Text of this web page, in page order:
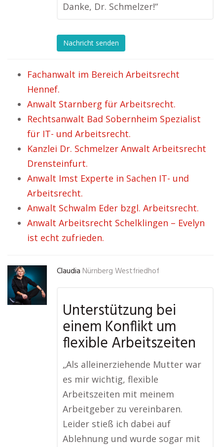
Danke, Dr. Schmelzer!“
Nachricht senden
Fachanwalt im Bereich Arbeitsrecht
Hennef.
Anwalt Starnberg für Arbeitsrecht.
Rechtsanwalt Bad Sobernheim Spezialist
für IT- und Arbeitsrecht.
Kanzlei Dr. Schmelzer Anwalt Arbeitsrecht
Drensteinfurt.
Anwalt Imst Experte in Sachen IT- und
Arbeitsrecht.
Anwalt Schwalm Eder bzgl. Arbeitsrecht.
Anwalt Arbeitsrecht Schelklingen – Evelyn
ist echt zufrieden.
Claudia Nürnberg Westfriedhof
Unterstützung bei
einem Konflikt um
flexible Arbeitszeiten
„Als alleinerziehende Mutter war
es mir wichtig, flexible
Arbeitszeiten mit meinem
Arbeitgeber zu vereinbaren.
Leider stieß ich dabei auf
Ablehnung und wurde sogar mit